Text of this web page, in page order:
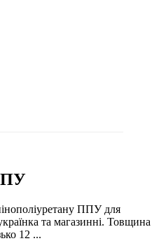
ППУ для
та магазинні. Товщина
12 ...